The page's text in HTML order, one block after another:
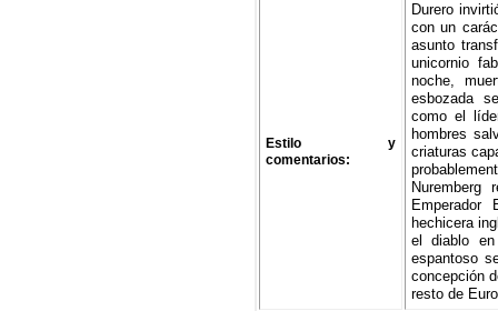
Estilo y
comentarios:
Durero
con un
asunto
unicornio
noche,
esbozada
como el
hombres
criaturas
Emperador
hechicera
el diablo
espantoso
concepción
resto de